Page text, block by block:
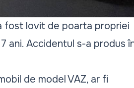
fost lovit de poarta propriei
ani. Accidentul s-a produs
de model VAZ, ar fi